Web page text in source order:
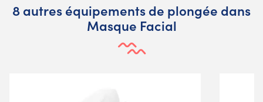
8 autres équipements de plongée dans
Masque Facial